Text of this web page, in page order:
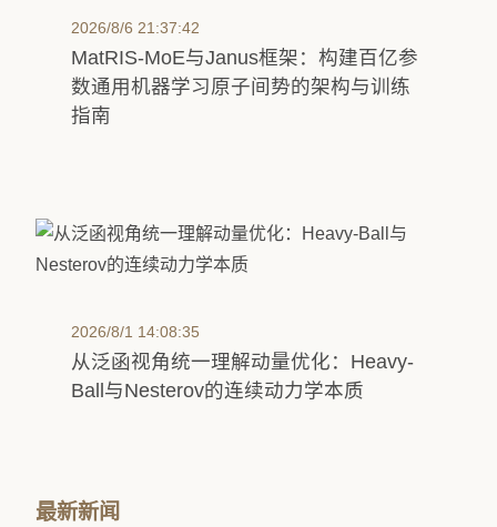
2026/8/6 21:37:42
MatRIS-MoE与Janus框架：构建百亿参
数通用机器学习原子间势的架构与训练
指南
2026/8/1 14:08:35
从泛函视角统一理解动量优化：Heavy-
Ball与Nesterov的连续动力学本质
最新新闻